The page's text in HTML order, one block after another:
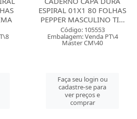
ESPIRAL 01X1 80 FOLHAS
PEPPER MASCULINO TI...
Código: 105553
Embalagem: Venda PT\4
Master CM\40
Faça seu login ou
cadastre-se para
ver preços e
comprar